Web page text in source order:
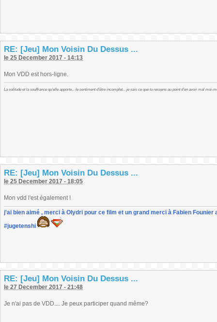
RE: [Jeu] Mon Voisin Du Dessus ...
le 25 December 2017 - 14:13
Mon VDD est hors-ligne.
La solitude et la souffrance qu'elle apporte... le sentiment d'être incomplet... je sais ce que tu ressens au point d'en avoir mal moi-
RE: [Jeu] Mon Voisin Du Dessus ...
le 25 December 2017 - 18:05
Mon vdd l'est également !
j'ai bien aimé , merci à Olydri pour ce film et un grand merci à Fabien
#jugetenshi
RE: [Jeu] Mon Voisin Du Dessus ...
le 27 December 2017 - 21:48
Je n'ai pas de VDD.... Je peux participer quand même?